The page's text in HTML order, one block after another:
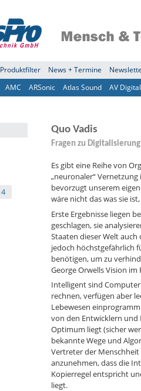
Produktfilter News + Termine
AMC ARSonic Atlas Sound AV Digital
4
Quo Vadis
Fragen zu
Es gibt eine Reihe von
„neuronaler“
bevorzugt unserem
wäre nicht das was sie
Erste Ergebnisse liegen
geschlagen, sie
Staaten dieser Welt
jedoch höchstgefährlich
benötigen, um zu
George Orwells Vision im
Intelligent sind
rechnen, verfügen aber
Lebewesen
von den Entwicklern und
Optimum liegt (sicher
bekannte Wege und
Vertreter der Menschheit
anzunehmen, dass die
Kopierregel entspricht
liegt.